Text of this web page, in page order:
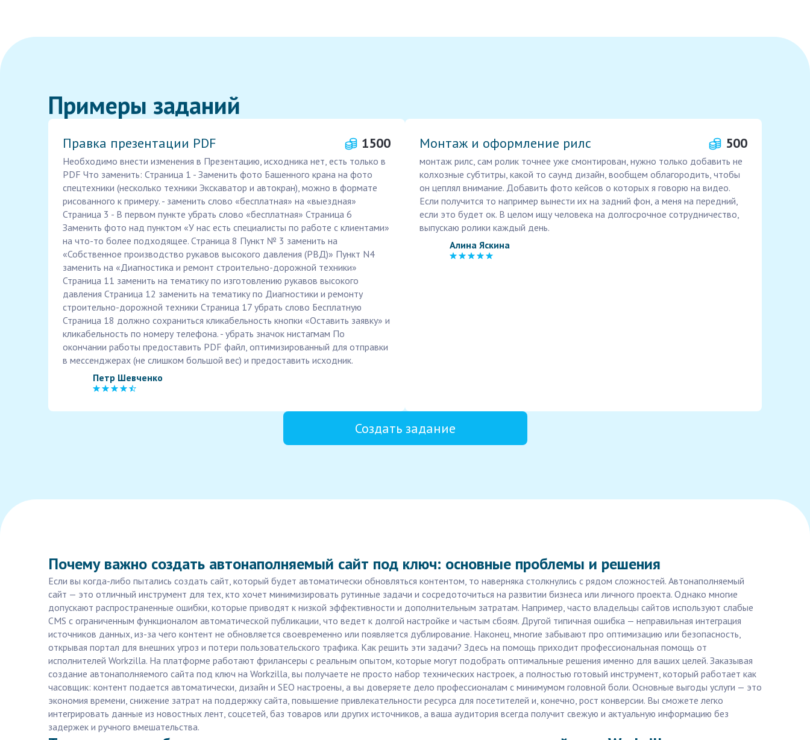
Примеры заданий
Правка презентации PDF 1500
Необходимо внести изменения в Презентацию, исходника нет, есть только в
PDF Что заменить: Страница 1 - Заменить фото Башенного крана на фото
спецтехники (несколько техники Экскаватор и автокран), можно в формате
рисованного к примеру. - заменить слово «бесплатная» на «выездная»
Страница 3 - В первом пункте убрать слово «бесплатная» Страница 6
Заменить фото над пунктом «У нас есть специалисты по работе с клиентами»
на что-то более подходящее. Страница 8 Пункт № 3 заменить на
«Собственное производство рукавов высокого давления (РВД)» Пункт N4
заменить на «Диагностика и ремонт строительно-дорожной техники»
Страница 11 заменить на тематику по изготовлению рукавов высокого
давления Страница 12 заменить на тематику по Диагностики и ремонту
строительно-дорожной техники Страница 17 убрать слово Бесплатную
Страница 18 должно сохраниться кликабельность кнопки «Оставить заявку» и
кликабельность по номеру телефона. - убрать значок нистагмам По
окончании работы предоставить PDF файл, оптимизированный для отправки
в мессенджерах (не слишком большой вес) и предоставить исходник.
Петр Шевченко
Монтаж и оформление рилс 500
монтаж рилс, сам ролик точнее уже смонтирован, нужно только добавить не
колхозные субтитры, какой то саунд дизайн, вообщем облагородить, чтобы
он цеплял внимание. Добавить фото кейсов о которых я говорю на видео.
Если получится то например вынести их на задний фон, а меня на передний,
если это будет ок. В целом ищу человека на долгосрочное сотрудничество,
выпускаю ролики каждый день.
Алина Яскина
Создать задание
Почему важно создать автонаполняемый сайт под ключ: основные проблемы и решения
Если вы когда-либо пытались создать сайт, который будет автоматически обновляться контентом, то наверняка столкнулись с рядом сложностей. Автонаполняемый
сайт — это отличный инструмент для тех, кто хочет минимизировать рутинные задачи и сосредоточиться на развитии бизнеса или личного проекта. Однако многие
допускают распространенные ошибки, которые приводят к низкой эффективности и дополнительным затратам. Например, часто владельцы сайтов используют слабые
CMS с ограниченным функционалом автоматической публикации, что ведет к долгой настройке и частым сбоям. Другой типичная ошибка — неправильная интеграция
источников данных, из-за чего контент не обновляется своевременно или появляется дублирование. Наконец, многие забывают про оптимизацию или безопасность,
открывая портал для внешних угроз и потери пользовательского трафика. Как решить эти задачи? Здесь на помощь приходит профессиональная помощь от
исполнителей Workzilla. На платформе работают фрилансеры с реальным опытом, которые могут подобрать оптимальные решения именно для ваших целей. Заказывая
создание автонаполняемого сайта под ключ на Workzilla, вы получаете не просто набор технических настроек, а полностью готовый инструмент, который работает как
часовщик: контент подается автоматически, дизайн и SEO настроены, а вы доверяете дело профессионалам с минимумом головной боли. Основные выгоды услуги — это
экономия времени, снижение затрат на поддержку сайта, повышение привлекательности ресурса для посетителей и, конечно, рост конверсии. Вы сможете легко
интегрировать данные из новостных лент, соцсетей, баз товаров или других источников, а ваша аудитория всегда получит свежую и актуальную информацию без
задержек и ручного вмешательства.